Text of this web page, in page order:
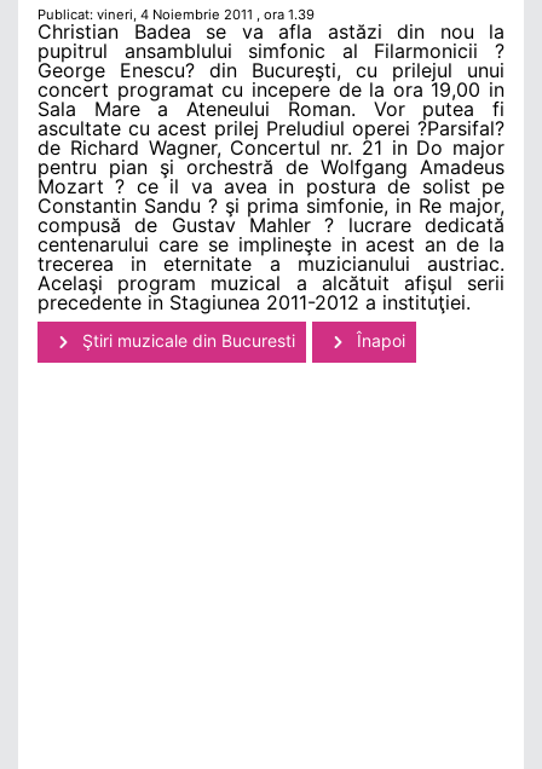
Publicat: vineri, 4 Noiembrie 2011 , ora 1.39
Christian Badea se va afla astăzi din nou la
pupitrul ansamblului simfonic al Filarmonicii ?
George Enescu? din Bucureşti, cu prilejul unui
concert programat cu incepere de la ora 19,00 in
Sala Mare a Ateneului Roman. Vor putea fi
ascultate cu acest prilej Preludiul operei ?Parsifal?
de Richard Wagner, Concertul nr. 21 in Do major
pentru pian şi orchestră de Wolfgang Amadeus
Mozart ? ce il va avea in postura de solist pe
Constantin Sandu ? şi prima simfonie, in Re major,
compusă de Gustav Mahler ? lucrare dedicată
centenarului care se implineşte in acest an de la
trecerea in eternitate a muzicianului austriac.
Acelaşi program muzical a alcătuit afişul serii
precedente in Stagiunea 2011-2012 a instituţiei.
Ştiri muzicale din Bucuresti Înapoi